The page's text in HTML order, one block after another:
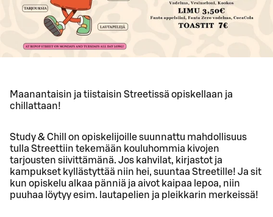
Maanantaisin ja tiistaisin Streetissä opiskellaan ja
chillattaan!
Study & Chill on opiskelijoille suunnattu mahdollisuus
tulla Streettiin tekemään kouluhommia kivojen
tarjousten siivittämänä. Jos kahvilat, kirjastot ja
kampukset kyllästyttää niin hei, suuntaa Streetille! Ja sit
kun opiskelu alkaa pänniä ja aivot kaipaa lepoa, niin
puuhaa löytyy esim. lautapelien ja pleikkarin merkeissä!